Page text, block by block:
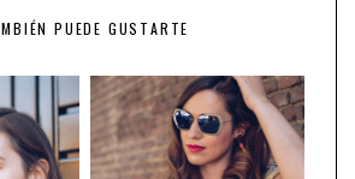
PUEDE GUSTARTE